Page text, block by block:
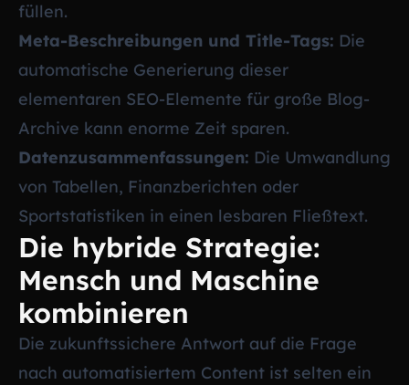
füllen.
Meta-Beschreibungen und Title-Tags: Die
automatische Generierung dieser
elementaren SEO-Elemente für große Blog-
Archive kann enorme Zeit sparen.
Datenzusammenfassungen: Die Umwandlung
von Tabellen, Finanzberichten oder
Sportstatistiken in einen lesbaren Fließtext.
Die hybride Strategie:
Mensch und Maschine
kombinieren
Die zukunftssichere Antwort auf die Frage
nach automatisiertem Content ist selten ein